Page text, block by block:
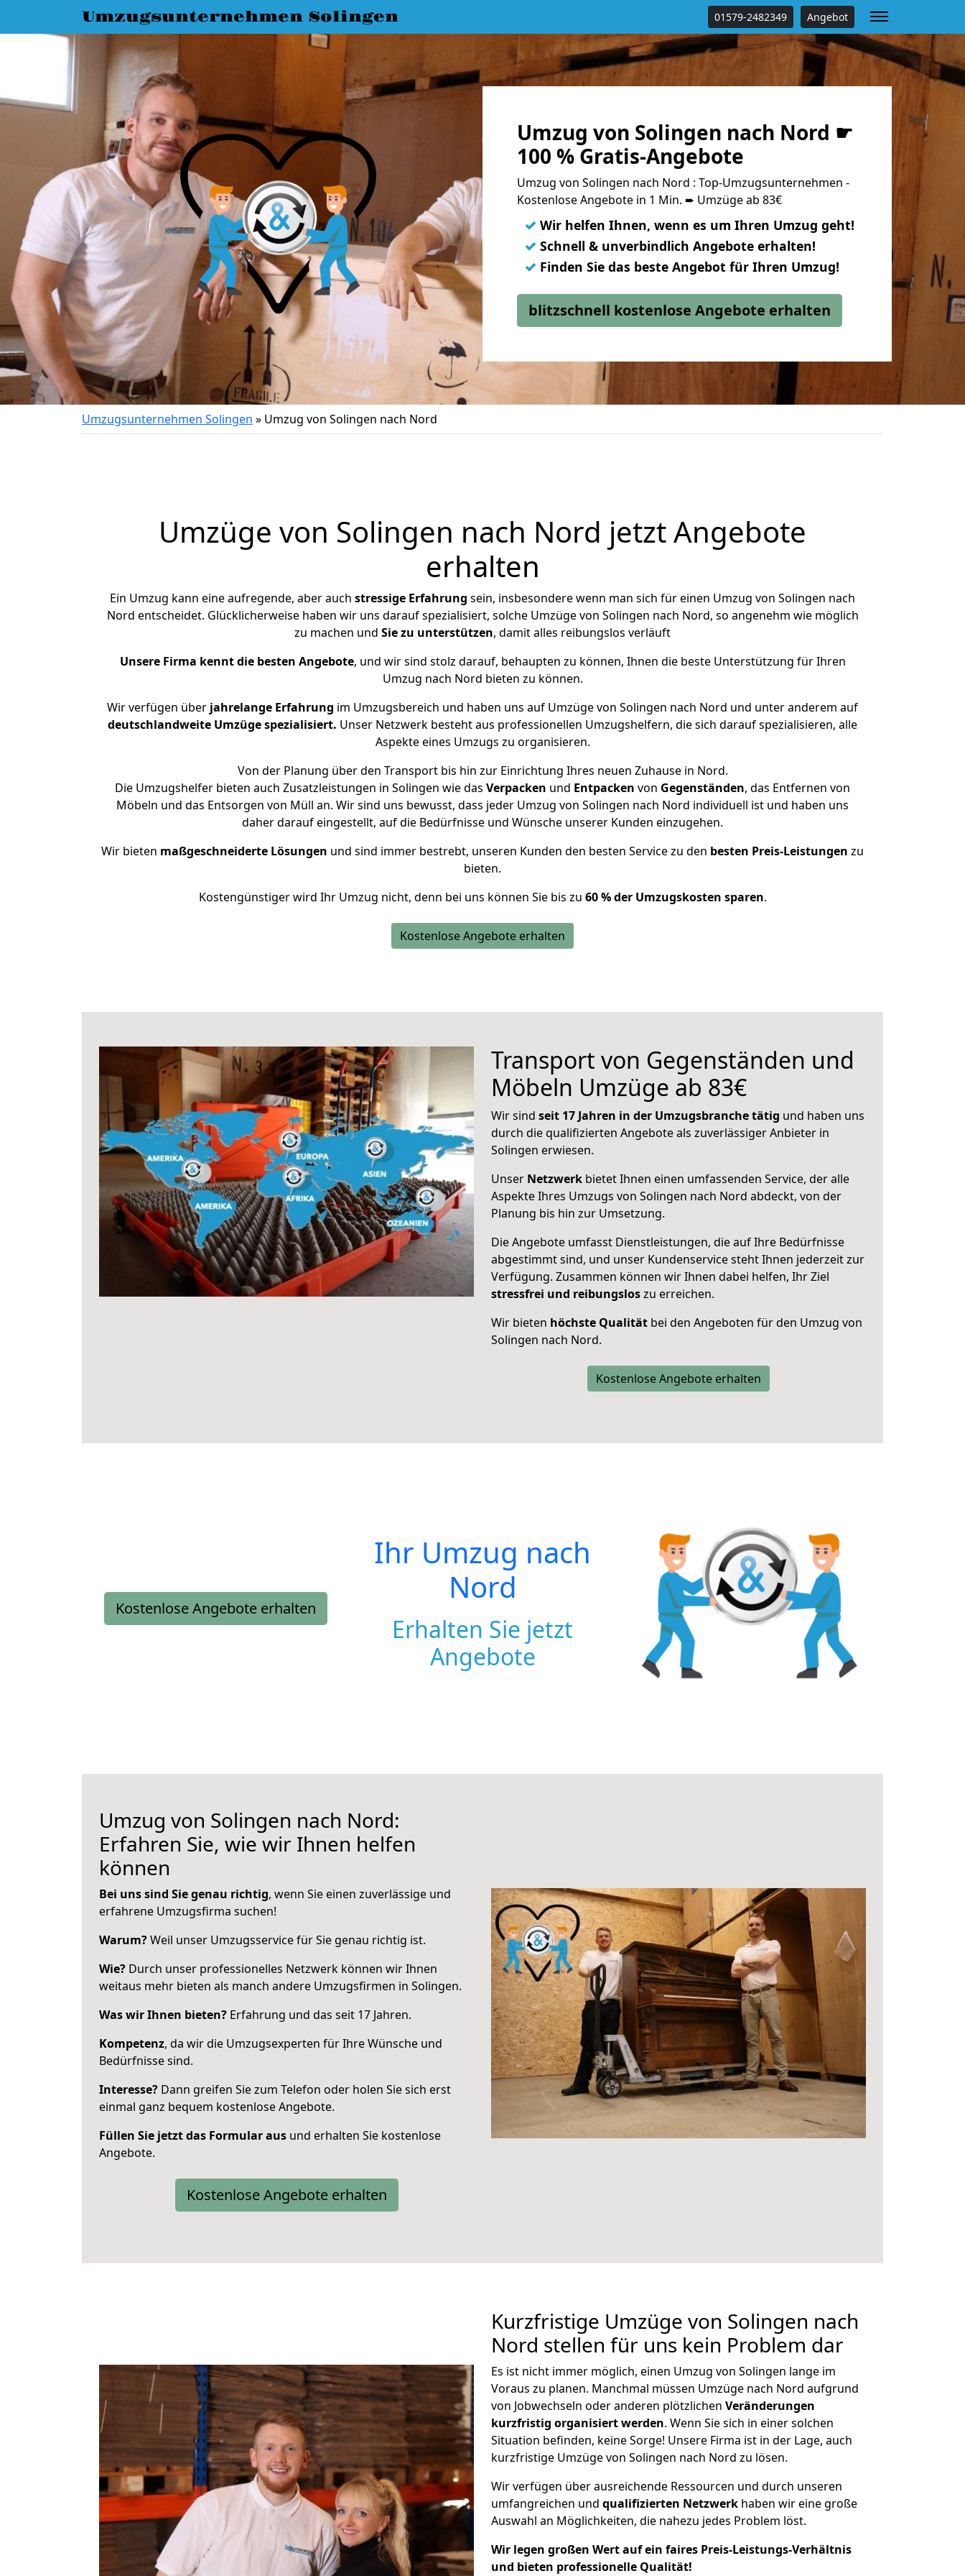
Umzugsunternehmen Solingen 01579-2482349 Angebot
Umzug von Solingen nach Nord ☛
100 % Gratis-Angebote
Umzug von Solingen nach Nord : Top-Umzugsunternehmen -
Kostenlose Angebote in 1 Min. ➨ Umzüge ab 83€
✓ Wir helfen Ihnen, wenn es um Ihren Umzug geht!
✓ Schnell & unverbindlich Angebote erhalten!
✓ Finden Sie das beste Angebot für Ihren Umzug!
blitzschnell kostenlose Angebote erhalten
Umzugsunternehmen Solingen » Umzug von Solingen nach Nord
Umzüge von Solingen nach Nord jetzt Angebote
erhalten
Ein Umzug kann eine aufregende, aber auch stressige Erfahrung sein, insbesondere wenn man sich für einen Umzug von Solingen nach
Nord entscheidet. Glücklicherweise haben wir uns darauf spezialisiert, solche Umzüge von Solingen nach Nord, so angenehm wie möglich
zu machen und Sie zu unterstützen, damit alles reibungslos verläuft
Unsere Firma kennt die besten Angebote, und wir sind stolz darauf, behaupten zu können, Ihnen die beste Unterstützung für Ihren
Umzug nach Nord bieten zu können.
Wir verfügen über jahrelange Erfahrung im Umzugsbereich und haben uns auf Umzüge von Solingen nach Nord und unter anderem auf
deutschlandweite Umzüge spezialisiert. Unser Netzwerk besteht aus professionellen Umzugshelfern, die sich darauf spezialisieren, alle
Aspekte eines Umzugs zu organisieren.
Von der Planung über den Transport bis hin zur Einrichtung Ihres neuen Zuhause in Nord.
Die Umzugshelfer bieten auch Zusatzleistungen in Solingen wie das Verpacken und Entpacken von Gegenständen, das Entfernen von
Möbeln und das Entsorgen von Müll an. Wir sind uns bewusst, dass jeder Umzug von Solingen nach Nord individuell ist und haben uns
daher darauf eingestellt, auf die Bedürfnisse und Wünsche unserer Kunden einzugehen.
Wir bieten maßgeschneiderte Lösungen und sind immer bestrebt, unseren Kunden den besten Service zu den besten Preis-Leistungen zu
bieten.
Kostengünstiger wird Ihr Umzug nicht, denn bei uns können Sie bis zu 60 % der Umzugskosten sparen.
Kostenlose Angebote erhalten
Transport von Gegenständen und
Möbeln Umzüge ab 83€
Wir sind seit 17 Jahren in der Umzugsbranche tätig und haben uns
durch die qualifizierten Angebote als zuverlässiger Anbieter in
Solingen erwiesen.
Unser Netzwerk bietet Ihnen einen umfassenden Service, der alle
Aspekte Ihres Umzugs von Solingen nach Nord abdeckt, von der
Planung bis hin zur Umsetzung.
Die Angebote umfasst Dienstleistungen, die auf Ihre Bedürfnisse
abgestimmt sind, und unser Kundenservice steht Ihnen jederzeit zur
Verfügung. Zusammen können wir Ihnen dabei helfen, Ihr Ziel
stressfrei und reibungsloszu erreichen.
Wir bieten höchste Qualität bei den Angeboten für den Umzug von
Solingen nach Nord.
Kostenlose Angebote erhalten
Kostenlose Angebote erhalten
Ihr Umzug nach
Nord
Erhalten Sie jetzt
Angebote
Umzug von Solingen nach Nord:
Erfahren Sie, wie wir Ihnen helfen
können
Bei uns sind Sie genau richtig, wenn Sie einen zuverlässige und
erfahrene Umzugsfirma suchen!
Warum?Weil unser Umzugsservice für Sie genau richtig ist.
Wie? Durch unser professionelles Netzwerk können wir Ihnen
weitaus mehr bieten als manch andere Umzugsfirmen in Solingen.
Was wir Ihnen bieten? Erfahrung und das seit 17 Jahren.
Kompetenz, da wir die Umzugsexperten für Ihre Wünsche und
Bedürfnisse sind.
Interesse? Dann greifen Sie zum Telefon oder holen Sie sich erst
einmal ganz bequem kostenlose Angebote.
Füllen Sie jetzt das Formular aus und erhalten Sie kostenlose
Angebote.
Kostenlose Angebote erhalten
Kurzfristige Umzüge von Solingen nach
Nord stellen für uns kein Problem dar
Es ist nicht immer möglich, einen Umzug von Solingen lange im
Voraus zu planen. Manchmal müssen Umzüge nach Nord aufgrund
von Jobwechseln oder anderen plötzlichen Veränderungen
kurzfristig organisiert werden. Wenn Sie sich in einer solchen
Situation befinden, keine Sorge! Unsere Firma ist in der Lage, auch
kurzfristige Umzüge von Solingen nach Nord zu lösen.
Wir verfügen über ausreichende Ressourcen und durch unseren
umfangreichen und qualifizierten Netzwerk haben wir eine große
Auswahl an Möglichkeiten, die nahezu jedes Problem löst.
Wir legen großen Wert auf ein faires Preis-Leistungs-Verhältnis
und bieten professionelle Qualität!